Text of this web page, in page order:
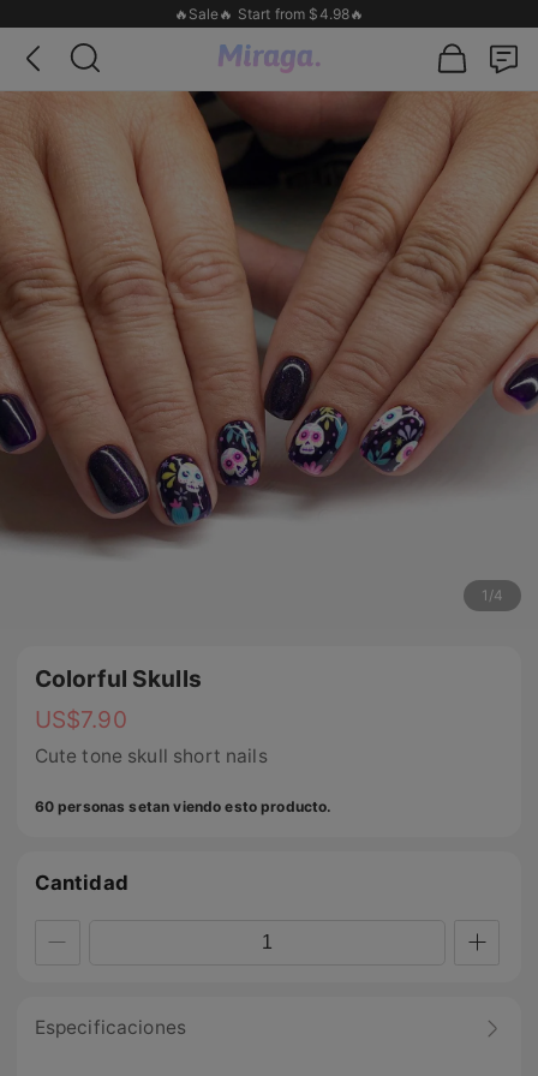
🔥Sale🔥 Start from $4.98🔥
1 /4
Colorful Skulls
US$7.90
Cute tone skull short nails
60 personas setan viendo esto producto.
Cantidad
Especificaciones